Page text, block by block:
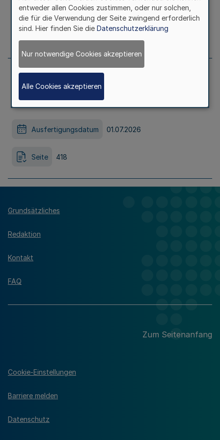
Ausfertigungsdatum 01.07.2026
Dritte Verordnung zur Änderung der LK-
Wahlordnung
Ausfertigungsdatum 01.07.2026
Seite 418
Grundsätzliches
Redaktion
Kontakt
FAQ
Zum Seitenanfang
Cookie-Einstellungen
Barriere melden
Datenschutz
entweder allen Cookies zustimmen, oder nur solchen,
die für die Verwendung der Seite zwingend erforderlich
sind. Hier finden Sie die Datenschutzerklärung
Nur notwendige Cookies akzeptieren
Alle Cookies akzeptieren